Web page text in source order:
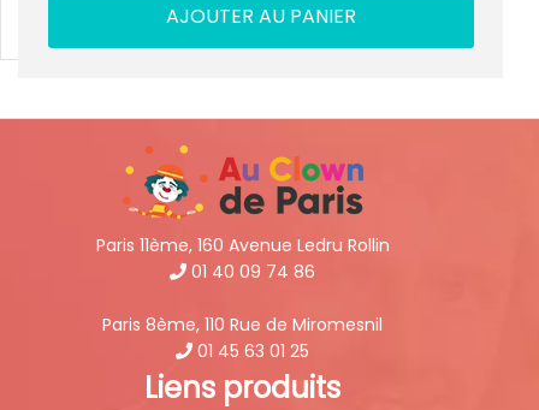
AJOUTER AU PANIER
Paris 11ème, 160 Avenue Ledru Rollin
01 40 09 74 86
Paris 8ème, 110 Rue de Miromesnil
01 45 63 01 25
Liens produits